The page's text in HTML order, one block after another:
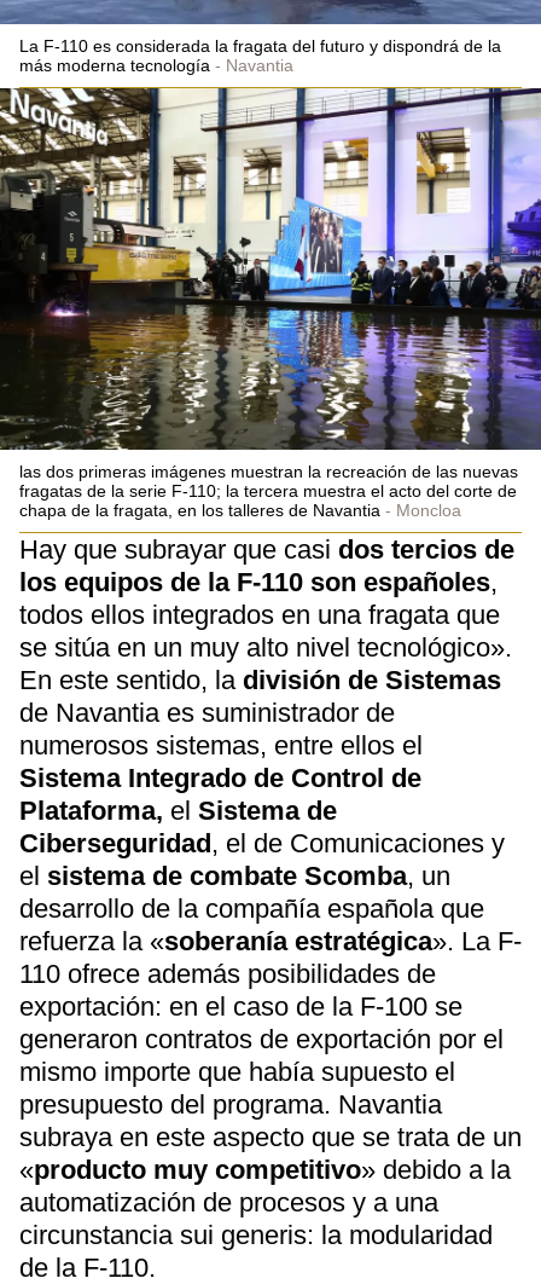
La F-110 es considerada la fragata del futuro y dispondrá de la
más moderna tecnología
Navantia
las dos primeras imágenes muestran la recreación de las nuevas
fragatas de la serie F-110; la tercera muestra el acto del corte de
chapa de la fragata, en los talleres de Navantia
Moncloa
Hay que subrayar que casi dos tercios de
los equipos de la F-110 son españoles,
todos ellos integrados en una fragata que
se sitúa en un muy alto nivel tecnológico».
En este sentido, la división de Sistemas
de Navantia es suministrador de
numerosos sistemas, entre ellos el
Sistema Integrado de Control de
Plataforma, el Sistema de
Ciberseguridad, el de Comunicaciones y
el sistema de combate Scomba, un
desarrollo de la compañía española que
refuerza la «soberanía estratégica». La F-
110 ofrece además posibilidades de
exportación: en el caso de la F-100 se
generaron contratos de exportación por el
mismo importe que había supuesto el
presupuesto del programa. Navantia
subraya en este aspecto que se trata de un
«producto muy competitivo» debido a la
automatización de procesos y a una
circunstancia sui generis: la modularidad
de la F-110.